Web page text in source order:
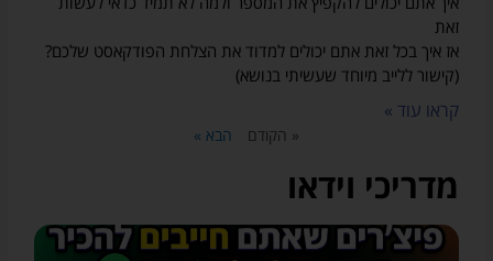
זאת
אז איך בכל זאת אתם יכולים למדוד את הצלחת הפודקאסט שלכם?
(קישור ללייב מיוחד שעשיתי בנושא)
קראו עוד »
« הקודם הבא »
מדריכי וידאו